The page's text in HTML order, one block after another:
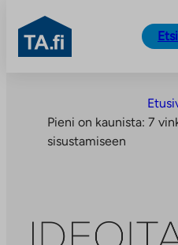
TA.fi
Pieni on kaunista: 7
sisustamiseen